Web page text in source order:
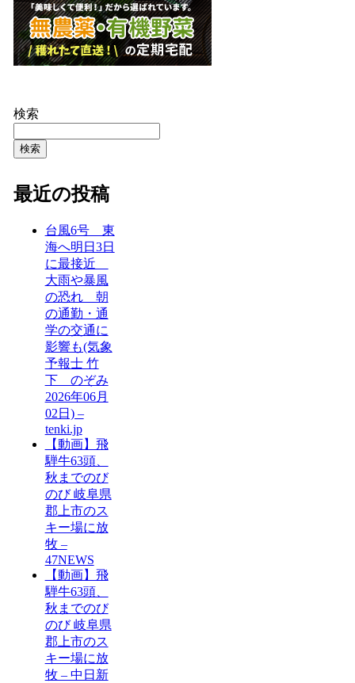
検索
検索
最近の投稿
台風6号 東
海へ明日3日
に最接近
大雨や暴風
の恐れ 朝
の通勤・通
学の交通に
影響も(気象
予報士 竹
下 のぞみ
2026年06月
02日) –
tenki.jp
【動画】飛
騨牛63頭、
秋までのび
のび 岐阜県
郡上市のス
キー場に放
牧 –
47NEWS
【動画】飛
騨牛63頭、
秋までのび
のび 岐阜県
郡上市のス
キー場に放
牧 – 中日新